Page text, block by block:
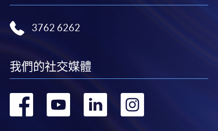
3762 6262
我們的社交媒體
轉 轉 轉 轉